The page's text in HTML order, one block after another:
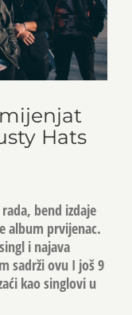
Hats
bend izdaje
album prvijenac.
i najava
sadrži ovu I još 9
kao singlovi u